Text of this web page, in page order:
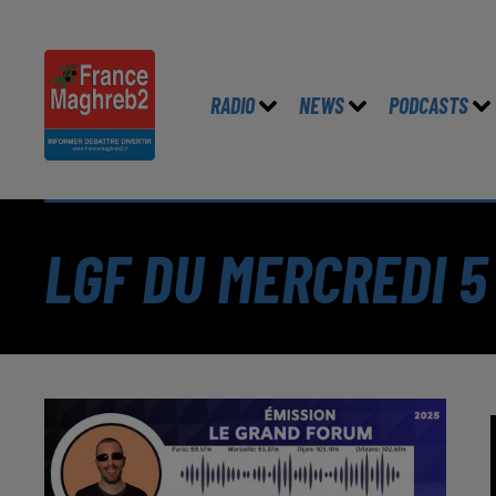
RADIO NEWS PODCASTS
LGF DU MERCREDI